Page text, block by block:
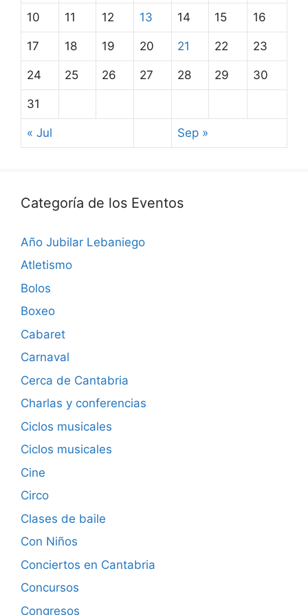
10 11 12 13 14 15 16
17 18 19 20 21 22 23
24 25 26 27 28 29 30
31
« Jul Sep »
Categoría de los Eventos
Año Jubilar Lebaniego
Atletismo
Bolos
Boxeo
Cabaret
Carnaval
Cerca de Cantabria
Charlas y conferencias
Ciclos musicales
Ciclos musicales
Cine
Circo
Clases de baile
Con Niños
Conciertos en Cantabria
Concursos
Congresos